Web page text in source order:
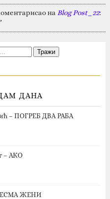
на Blog Post_22:
ДАНА
– ПОГРЕБ ДВА РАБА
– АКО
ЖЕНИ